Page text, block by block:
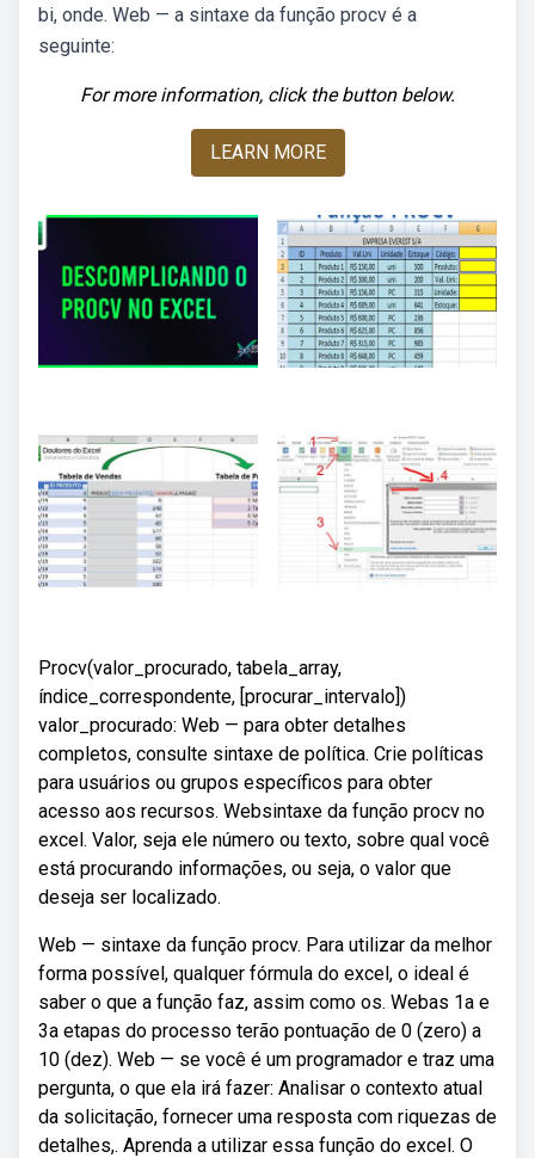
bi, onde. Web — a sintaxe da função procv é a
seguinte:
For more information, click the button below.
LEARN MORE
Procv(valor_procurado, tabela_array,
índice_correspondente, [procurar_intervalo])
valor_procurado: Web — para obter detalhes
completos, consulte sintaxe de política. Crie políticas
para usuários ou grupos específicos para obter
acesso aos recursos. Websintaxe da função procv no
excel. Valor, seja ele número ou texto, sobre qual você
está procurando informações, ou seja, o valor que
deseja ser localizado.
Web — sintaxe da função procv. Para utilizar da melhor
forma possível, qualquer fórmula do excel, o ideal é
saber o que a função faz, assim como os. Webas 1a e
3a etapas do processo terão pontuação de 0 (zero) a
10 (dez). Web — se você é um programador e traz uma
pergunta, o que ela irá fazer: Analisar o contexto atual
da solicitação, fornecer uma resposta com riquezas de
detalhes,. Aprenda a utilizar essa função do excel. O